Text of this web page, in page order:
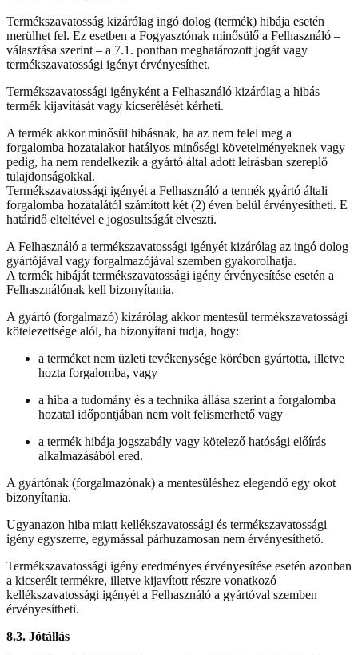
Termékszavatosság kizárólag ingó dolog (termék) hibája esetén
merülhet fel. Ez esetben a Fogyasztónak minősülő a Felhasználó –
választása szerint – a 7.1. pontban meghatározott jogát vagy
termékszavatossági igényt érvényesíthet.
Termékszavatossági igényként a Felhasználó kizárólag a hibás
termék kijavítását vagy kicserélését kérheti.
A termék akkor minősül hibásnak, ha az nem felel meg a
forgalomba hozatalakor hatályos minőségi követelményeknek vagy
pedig, ha nem rendelkezik a gyártó által adott leírásban szereplő
tulajdonságokkal.
Termékszavatossági igényét a Felhasználó a termék gyártó általi
forgalomba hozatalától számított két (2) éven belül érvényesítheti. E
határidő elteltével e jogosultságát elveszti.
A Felhasználó a termékszavatossági igényét kizárólag az ingó dolog
gyártójával vagy forgalmazójával szemben gyakorolhatja.
A termék hibáját termékszavatossági igény érvényesítése esetén a
Felhasználónak kell bizonyítania.
A gyártó (forgalmazó) kizárólag akkor mentesül termékszavatossági
kötelezettsége alól, ha bizonyítani tudja, hogy:
a terméket nem üzleti tevékenysége körében gyártotta, illetve
hozta forgalomba, vagy
a hiba a tudomány és a technika állása szerint a forgalomba
hozatal időpontjában nem volt felismerhető vagy
a termék hibája jogszabály vagy kötelező hatósági előírás
alkalmazásából ered.
A gyártónak (forgalmazónak) a mentesüléshez elegendő egy okot
bizonyítania.
Ugyanazon hiba miatt kellékszavatossági és termékszavatossági
igény egyszerre, egymással párhuzamosan nem érvényesíthető.
Termékszavatossági igény eredményes érvényesítése esetén azonban
a kicserélt termékre, illetve kijavított részre vonatkozó
kellékszavatossági igényét a Felhasználó a gyártóval szemben
érvényesítheti.
8.3. Jótállás